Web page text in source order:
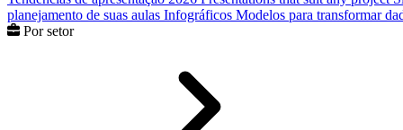
planejamento de suas aulas Infográficos Modelos para transformar
Por setor